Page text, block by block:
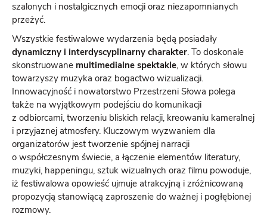
szalonych i nostalgicznych emocji oraz niezapomnianych
przeżyć.
Wszystkie festiwalowe wydarzenia będą posiadały
dynamiczny i interdyscyplinarny charakter. To doskonale
skonstruowane multimedialne spektakle, w których słowu
towarzyszy muzyka oraz bogactwo wizualizacji.
Innowacyjność i nowatorstwo Przestrzeni Słowa polega
także na wyjątkowym podejściu do komunikacji
z odbiorcami, tworzeniu bliskich relacji, kreowaniu kameralnej
i przyjaznej atmosfery. Kluczowym wyzwaniem dla
organizatorów jest tworzenie spójnej narracji
o współczesnym świecie, a łączenie elementów literatury,
muzyki, happeningu, sztuk wizualnych oraz filmu powoduje,
iż festiwalowa opowieść ujmuje atrakcyjną i zróżnicowaną
propozycją stanowiącą zaproszenie do ważnej i pogłębionej
rozmowy.